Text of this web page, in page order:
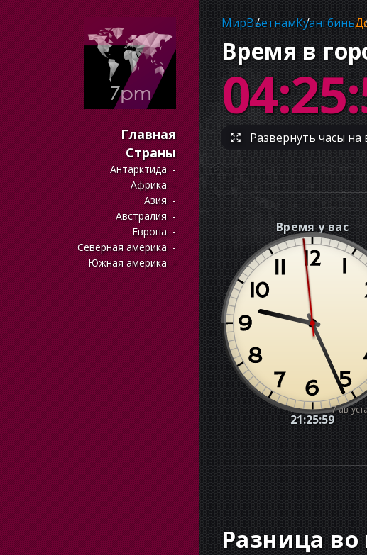
Главная
Страны
Антарктида
Африка
Азия
Австралия
Европа
Северная америка
Южная америка
МирВьетнамКуангбинь
Время в
Развернуть часы на
Время у вас
21:26:00
7
Разница